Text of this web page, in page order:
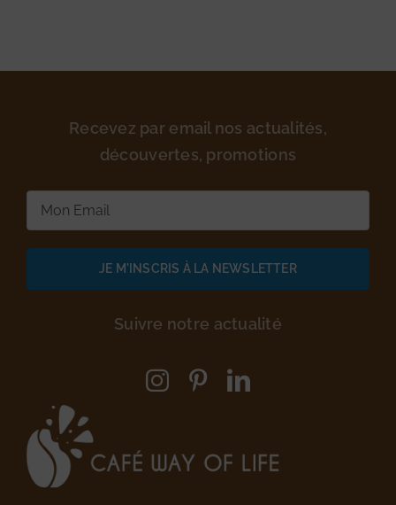
Recevez par email nos actualités,
découvertes, promotions
Suivre notre actualité